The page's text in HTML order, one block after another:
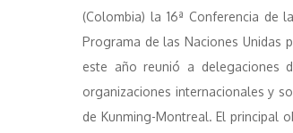
(Colombia) la 16ª Conferencia de
Programa de las Naciones Unidas
este año reunió a delegaciones
organizaciones internacionales y
de Kunming-Montreal. El principal